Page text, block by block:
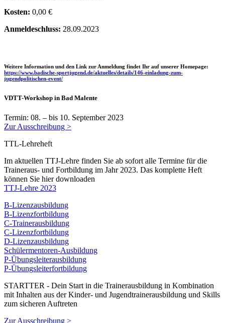
Kosten: 0,00 €
Anmeldeschluss: 28.09.2023
Weitere Information und den Link zur Anmeldung findet Ihr auf unserer Homepage:
https://www.badische-sportjugend.de/aktuelles/details/146-einladung-zum-
jugendpolitischen-event/
VDTT-Workshop in Bad Malente
Termin: 08. – bis 10. September 2023
Zur Ausschreibung >
TTL-Lehreheft
Im aktuellen TTJ-Lehre finden Sie ab sofort alle Termine für die
Traineraus- und Fortbildung im Jahr 2023. Das komplette Heft
können Sie hier downloaden
TTJ-Lehre 2023
B-Lizenzausbildung
B-Lizenzfortbildung
C-Trainerausbildung
C-Lizenzfortbildung
D-Lizenzausbildung
Schülermentoren-Ausbildung
P-Übungsleiterausbildung
P-Übungsleiterfortbildung
STARTTER - Dein Start in die Trainerausbildung in Kombination
mit Inhalten aus der Kinder- und Jugendtrainerausbildung und Skills
zum sicheren Auftreten
Zur Ausschreibung >